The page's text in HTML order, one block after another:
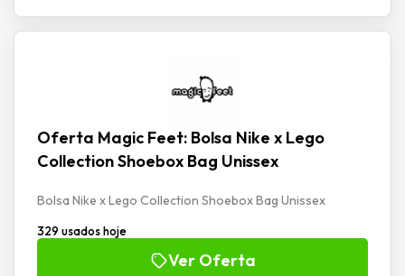
Oferta Magic Feet: Bolsa Nike x Lego
Collection Shoebox Bag Unissex
Bolsa Nike x Lego Collection Shoebox Bag Unissex
329 usados hoje
Ver Oferta